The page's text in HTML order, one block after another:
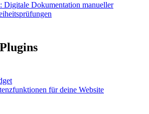
Digitale Dokumentation manueller
für deine Website